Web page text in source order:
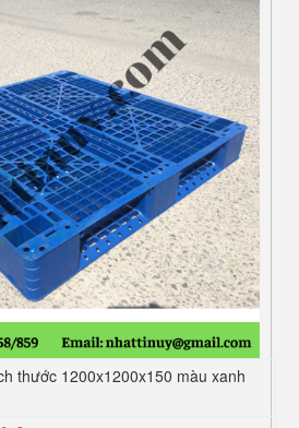
thước 1200x1200x150 màu xanh